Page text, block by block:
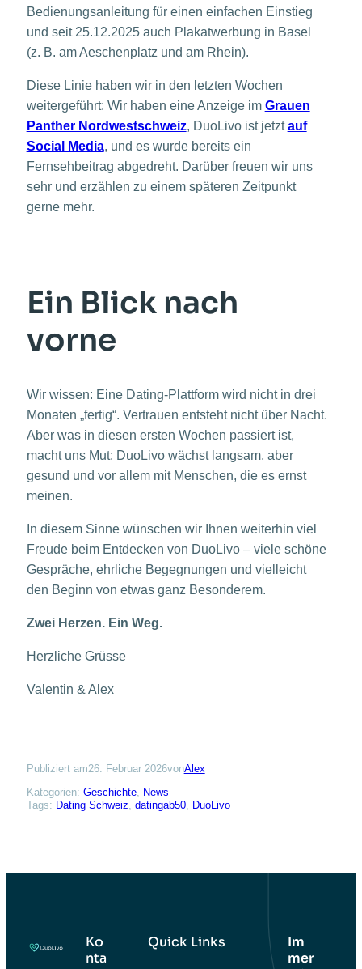
Bedienungsanleitung für einen einfachen Einstieg
und seit 25.12.2025 auch Plakatwerbung in Basel
(z. B. am Aeschenplatz und am Rhein).
Diese Linie haben wir in den letzten Wochen
weitergeführt: Wir haben eine Anzeige im Grauen
Panther Nordwestschweiz, DuoLivo ist jetztauf
Social Media, und es wurde bereits ein
Fernsehbeitrag abgedreht. Darüber freuen wir uns
sehr und erzählen zu einem späteren Zeitpunkt
gerne mehr.
Ein Blick nach
vorne
Wir wissen: Eine Dating-Plattform wird nicht in drei
Monaten „fertig“. Vertrauen entsteht nicht über Nacht.
Aber was in diesen ersten Wochen passiert ist,
macht uns Mut: DuoLivo wächst langsam, aber
gesund und vor allem mit Menschen, die es ernst
meinen.
In diesem Sinne wünschen wir Ihnen weiterhin viel
Freude beim Entdecken von DuoLivo – viele schöne
Gespräche, ehrliche Begegnungen und vielleicht
den Beginn von etwas ganz Besonderem.
Zwei Herzen. Ein Weg.
Herzliche Grüsse
Valentin & Alex
Publiziert am26. Februar 2026vonAlex
Kategorien: Geschichte, News
Tags: Dating Schweiz, datingab50, DuoLivo
Ko
nta
Quick Links
Im
mer